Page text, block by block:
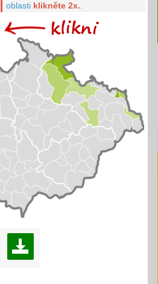
oblasti klikněte 2x..